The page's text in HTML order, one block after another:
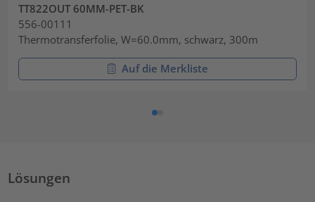
TT822OUT 60MM-PET-BK
556-00111
Thermotransferfolie, W=60.0mm, schwarz, 300m
Auf die Merkliste
Lösungen